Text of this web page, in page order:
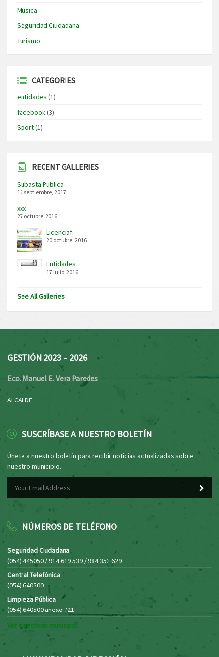
Musica
Seguridad Ciudadana
Turismo
CATEGORIES
entidades (1)
facebook(3)
Sport(1)
RECENT GALLERIES
Subasta Publica
12 septiembre, 2017
xxx
27 octubre, 2016
Licenciaf
20 octubre, 2016
Entidades
17 julio, 2016
See All Galleries
GESTIÓN 2023 – 2026
Eco. Manuel E. Vera Paredes
ALCALDE
SUSCRÍBASE A NUESTRO BOLETÍN
Únete a nuestro boletín para recibir noticias actualizadas sobre
nuestro municipio.
NÚMEROS DE TELÉFONO
Seguridad Ciudadana
(054) 445050 / 914 619 539 / 984 353 629
Central Telefónica
(054) 640500
Limpieza Pública
(054) 640500 anexo 721
Ver directorio municipal